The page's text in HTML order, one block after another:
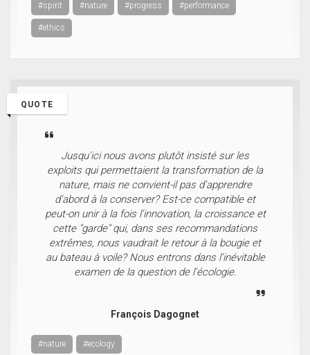
#spirit #nature #progress #performance
#ethics
QUOTE
Jusqu'ici nous avons plutôt insisté sur les
exploits qui permettaient la transformation de la
nature, mais ne convient-il pas d'apprendre
d'abord à la conserver? Est-ce compatible et
peut-on unir à la fois l'innovation, la croissance et
cette "garde" qui, dans ses recommandations
extrêmes, nous vaudrait le retour à la bougie et
au bateau à voile? Nous entrons dans l'inévitable
examen de la question de l'écologie.
François Dagognet
#nature #ecology